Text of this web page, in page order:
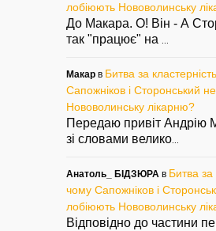
лобіюють Нововолинську
До Макара. О! Він - А
так "працює" на
Макар в Битва за
Сапожніков і Сторонський
Нововолинську лікарню?
Передаю привіт Андрію
зі словами велико
Анатоль_ БІДЗЮРА в Битва за
чому Сапожніков і
лобіюють Нововолинську
Відповідно до частини